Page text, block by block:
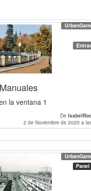
la ventana 1
De
2 de Noviembre de 2020 a
Panel